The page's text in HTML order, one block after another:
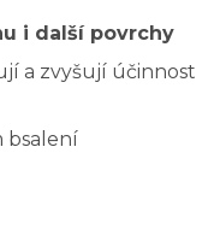
i další povrchy
a zvyšují účinnost
bsalení